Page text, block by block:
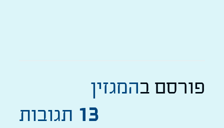
פורסם בהמגזין
13 תגובות